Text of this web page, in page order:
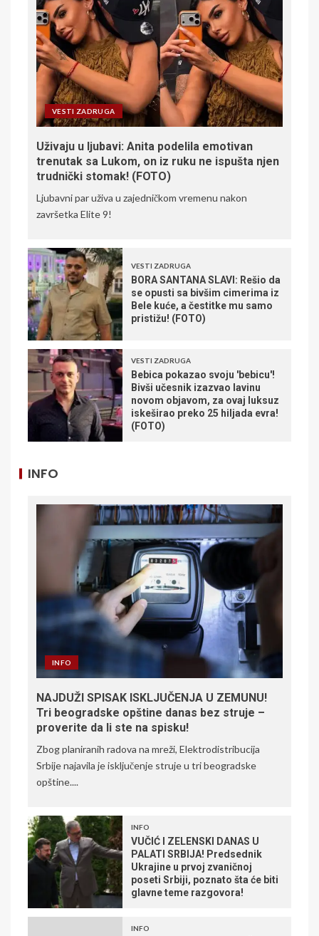
VESTI ZADRUGA
Uživaju u ljubavi: Anita podelila emotivan
trenutak sa Lukom, on iz ruku ne ispušta njen
trudnički stomak! (FOTO)
Ljubavni par uživa u zajedničkom vremenu nakon
završetka Elite 9!
VESTI ZADRUGA
BORA SANTANA SLAVI: Rešio da
se opusti sa bivšim cimerima iz
Bele kuće, a čestitke mu samo
pristižu! (FOTO)
VESTI ZADRUGA
Bebica pokazao svoju 'bebicu'!
Bivši učesnik izazvao lavinu
novom objavom, za ovaj luksuz
iskeširao preko 25 hiljada evra!
(FOTO)
INFO
INFO
NAJDUŽI SPISAK ISKLJUČENJA U ZEMUNU!
Tri beogradske opštine danas bez struje –
proverite da li ste na spisku!
Zbog planiranih radova na mreži, Elektrodistribucija
Srbije najavila je isključenje struje u tri beogradske
opštine....
INFO
VUČIĆ I ZELENSKI DANAS U
PALATI SRBIJA! Predsednik
Ukrajine u prvoj zvaničnoj
poseti Srbiji, poznato šta će biti
glavne teme razgovora!
INFO